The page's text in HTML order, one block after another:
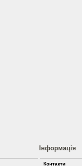
Інформація
Контакти